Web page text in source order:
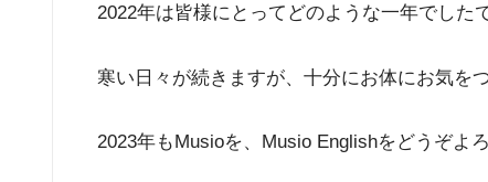
2022年は皆様にとってどのような一年でした
寒い日々が続きますが、十分にお体にお気を
2023年もMusioを、Musio Englishをどうぞよ